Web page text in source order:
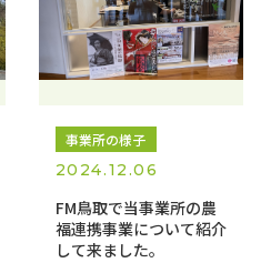
事業所の様子
2024.12.06
FM鳥取で当事業所の農
福連携事業について紹介
して来ました。